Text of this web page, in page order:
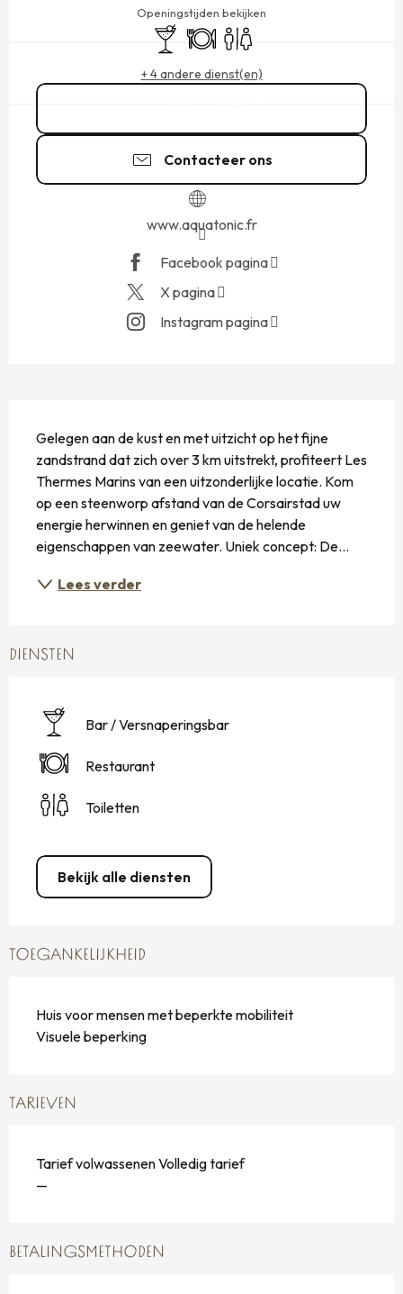
Openingstijden bekijken
Bar / Versnaperingsbar
Restaurant
Toiletten
+ 4 andere dienst(en)
Contacteer ons
www.aquatonic.fr
Facebook pagina
X pagina
Instagram pagina
Gelegen aan de kust en met uitzicht op het fijne
zandstrand dat zich over 3 km uitstrekt, profiteert Les
Thermes Marins van een uitzonderlijke locatie. Kom
op een steenworp afstand van de Corsairstad uw
energie herwinnen en geniet van de helende
eigenschappen van zeewater. Uniek concept: De...
Lees verder
DIENSTEN
Bar / Versnaperingsbar
Restaurant
Toiletten
Bekijk alle diensten
TOEGANKELIJKHEID
Huis voor mensen met beperkte mobiliteit
Visuele beperking
TARIEVEN
Tarief volwassenen Volledig tarief
—
BETALINGSMETHODEN